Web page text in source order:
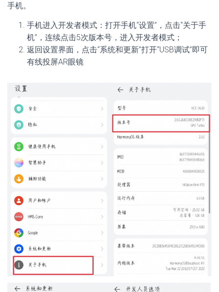
手机。
手机进入开发者模式：打开手机“设置”，点击“关于手
机”，连续点击5次版本号，进入开发者模式；
返回设置界面，点击“系统和更新”打开“USB调试”即可
有线投屏AR眼镜